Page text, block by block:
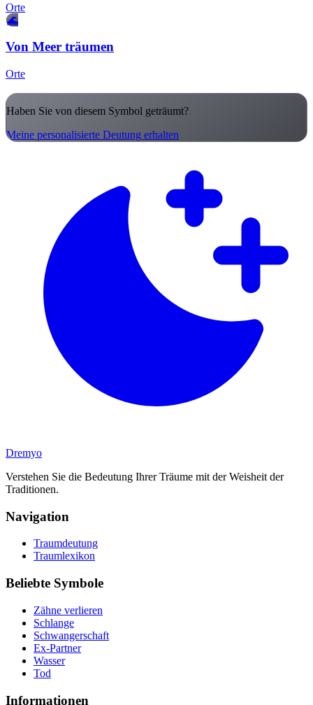
Orte
🌊
Von Meer träumen
Orte
Haben Sie von diesem Symbol geträumt?
Meine personalisierte Deutung erhalten
Dremyo
Verstehen Sie die Bedeutung Ihrer Träume mit der Weisheit der
Traditionen.
Navigation
Traumdeutung
Traumlexikon
Beliebte Symbole
Zähne verlieren
Schlange
Schwangerschaft
Ex-Partner
Wasser
Tod
Informationen